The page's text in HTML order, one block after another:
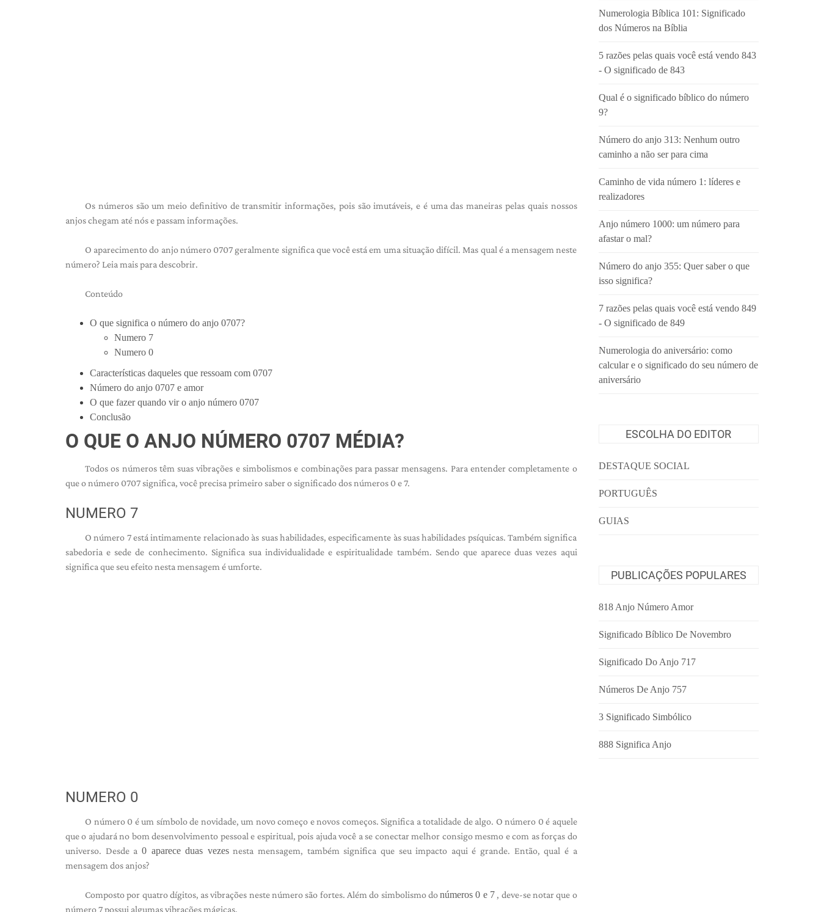
Os números são um meio definitivo de transmitir informações, pois são imutáveis, e é uma das maneiras pelas quais nossos
anjos chegam até nós e passam informações.
O aparecimento do anjo número 0707 geralmente significa que você está em uma situação difícil. Mas qual é a mensagem neste
número? Leia mais para descobrir.
Conteúdo
O que significa o número do anjo 0707?
Numero 7
Numero 0
Características daqueles que ressoam com 0707
Número do anjo 0707 e amor
O que fazer quando vir o anjo número 0707
Conclusão
O QUE O ANJO NÚMERO 0707 MÉDIA?
Todos os números têm suas vibrações e simbolismos e combinações para passar mensagens. Para entender completamente o
que o número 0707 significa, você precisa primeiro saber o significado dos números 0 e 7.
NUMERO 7
O número 7 está intimamente relacionado às suas habilidades, especificamente às suas habilidades psíquicas. Também significa
sabedoria e sede de conhecimento. Significa sua individualidade e espiritualidade também. Sendo que aparece duas vezes aqui
significa que seu efeito nesta mensagem é umforte.
NUMERO 0
O número 0 é um símbolo de novidade, um novo começo e novos começos. Significa a totalidade de algo. O número 0 é aquele
que o ajudará no bom desenvolvimento pessoal e espiritual, pois ajuda você a se conectar melhor consigo mesmo e com as forças do
universo. Desde a 0 aparece duas vezesnesta mensagem, também significa que seu impacto aqui é grande. Então, qual é a
mensagem dos anjos?
Composto por quatro dígitos, as vibrações neste número são fortes. Além do simbolismo donúmeros 0 e 7 , deve-se notar que o
número 7 possui algumas vibrações mágicas.
Numerologia Bíblica 101: Significado
dos Números na Bíblia
5 razões pelas quais você está vendo 843
- O significado de 843
Qual é o significado bíblico do número
9?
Número do anjo 313: Nenhum outro
caminho a não ser para cima
Caminho de vida número 1: líderes e
realizadores
Anjo número 1000: um número para
afastar o mal?
Número do anjo 355: Quer saber o que
isso significa?
7 razões pelas quais você está vendo 849
- O significado de 849
Numerologia do aniversário: como
calcular e o significado do seu número de
aniversário
ESCOLHA DO EDITOR
DESTAQUE SOCIAL
PORTUGUÊS
GUIAS
PUBLICAÇÕES POPULARES
818 Anjo Número Amor
Significado Bíblico De Novembro
Significado Do Anjo 717
Números De Anjo 757
3 Significado Simbólico
888 Significa Anjo